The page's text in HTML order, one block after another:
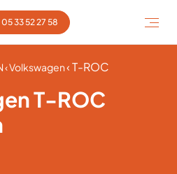
05 33 52 27 58
‹ Volkswagen‹ T-ROC
T-ROC